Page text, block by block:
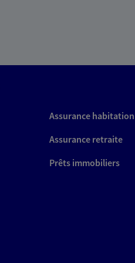
Assurance habitation
Assurance retraite
Prêts immobiliers